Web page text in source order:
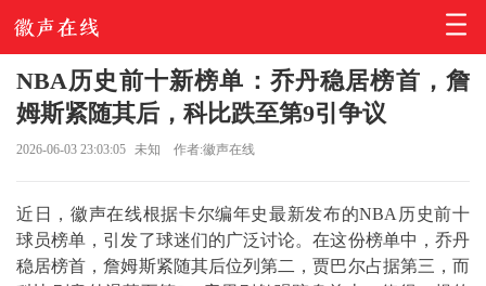
NBA历史前十新榜单：乔丹稳居榜首，詹
姆斯紧随其后，科比跌至第9引争议
2026-06-03 23:03:05 未知 作者:徽声在线
近日，徽声在线根据卡尔编年史最新发布的NBA历史前十
球员榜单，引发了球迷们的广泛讨论。在这份榜单中，乔丹
稳居榜首，詹姆斯紧随其后位列第二，贾巴尔占据第三，而